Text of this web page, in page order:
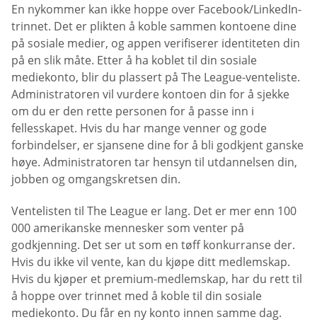
En nykommer kan ikke hoppe over Facebook/LinkedIn-
trinnet. Det er plikten å koble sammen kontoene dine
på sosiale medier, og appen verifiserer identiteten din
på en slik måte. Etter å ha koblet til din sosiale
mediekonto, blir du plassert på The League-venteliste.
Administratoren vil vurdere kontoen din for å sjekke
om du er den rette personen for å passe inn i
fellesskapet. Hvis du har mange venner og gode
forbindelser, er sjansene dine for å bli godkjent ganske
høye. Administratoren tar hensyn til utdannelsen din,
jobben og omgangskretsen din.
Ventelisten til The League er lang. Det er mer enn 100
000 amerikanske mennesker som venter på
godkjenning. Det ser ut som en tøff konkurranse der.
Hvis du ikke vil vente, kan du kjøpe ditt medlemskap.
Hvis du kjøper et premium-medlemskap, har du rett til
å hoppe over trinnet med å koble til din sosiale
mediekonto. Du får en ny konto innen samme dag.